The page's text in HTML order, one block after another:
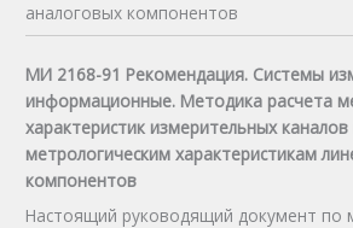
аналоговых компонентов
МИ 2168-91 Рекомендация. Системы
информационные. Методика расчета
характеристик измерительных
метрологическим характеристикам
компонентов
Настоящий руководящий документ по